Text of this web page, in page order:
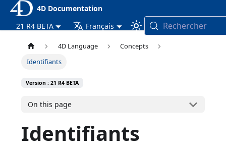
4D Documentation
21 R4 BETA
Français Rechercher
4D Language
Concepts
Identifiants
Version : 21 R4 BETA
On this page
Identifiants